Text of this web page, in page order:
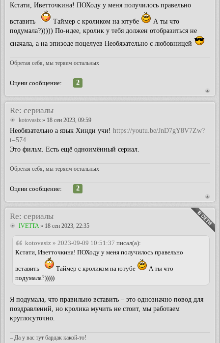
Кстати, Иветточкина! ПОХоду у меня получилось правельно
вставить Таймер с кроликом на ютубе
А ты что
подумала?))))) По-идее, кролик у тебя должен отобразиться не
сначала, а на эпизоде поцелуев Необязательно с любовницей
Обретая себя, мы теряем остальных
Оцени сообщение:
2
Re: сериалы
kotovasiz » 18 сен 2023, 09:59
Необязательно а язык Хинди учи! https://youtu.be/JnD7gY8V7Zw?
t=574
Это фильм. Есть ещё одноимённый сериал.
Обретая себя, мы теряем остальных
Оцени сообщение:
2
Re: сериалы
IVETTA» 18 сен 2023, 22:35
kotovasiz » 2023-09-09 10:51:37 писал(а):
Кстати, Иветточкина! ПОХоду у меня получилось правельно
вставить Таймер с кроликом на ютубе
А ты что
подумала?)))))
Я подумала, что правильно вставить – это однозначно повод для
поздравлений, но кролика мучить не стоит, мы работаем
круглосуточно.
– Да у вас тут бардак какой-то!